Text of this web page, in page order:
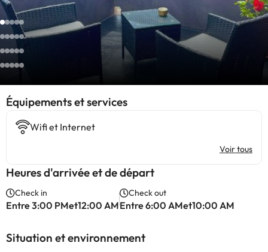
​Équipements et services
Wifi et Internet
Voir tous
Heures d'arrivée et de départ
Check in
Entre 3:00 PMet12:00 AM
Check out
Entre 6:00 AMet10:00 AM
Situation et environnement